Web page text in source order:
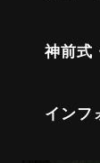
神前式
インフ